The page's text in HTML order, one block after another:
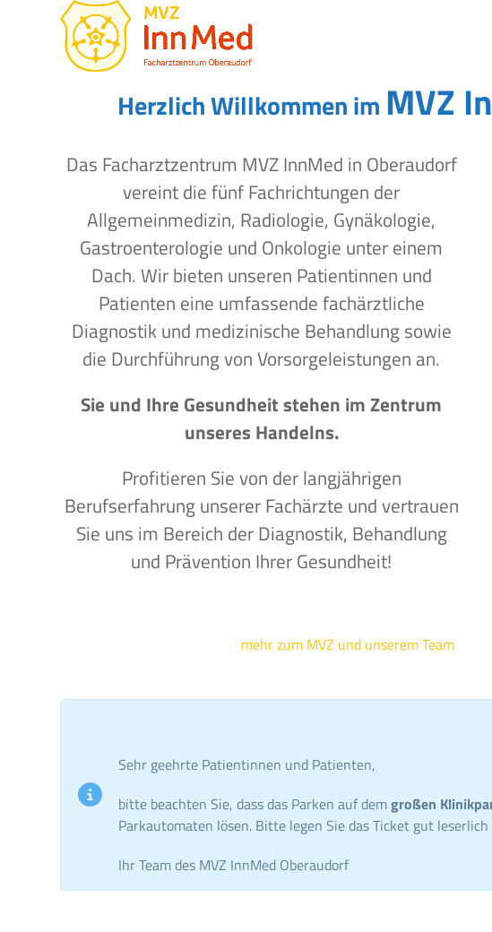
Open
mobile
menu
Close
mobile
menu
Herzlich Willkommen im MVZ
Das Facharztzentrum MVZ InnMed in Oberaudorf
vereint die fünf Fachrichtungen der
Allgemeinmedizin, Radiologie, Gynäkologie,
Gastroenterologie und Onkologie unter einem
Dach. Wir bieten unseren Patientinnen und
Patienten eine umfassende fachärztliche
Diagnostik und medizinische Behandlung sowie
die Durchführung von Vorsorgeleistungen an.
Sie und Ihre Gesundheit stehen im Zentrum
unseres Handelns.
Profitieren Sie von der langjährigen
Berufserfahrung unserer Fachärzte und vertrauen
Sie uns im Bereich der Diagnostik, Behandlung
und Prävention Ihrer Gesundheit!
mehr zum MVZ und unserem Team
Sehr geehrte Patientinnen und Patienten,
bitte beachten Sie, dass das Parken auf demgroßen
Parkautomaten lösen. Bitte legen Sie das Ticket gut
Ihr Team des MVZ InnMed Oberaudorf